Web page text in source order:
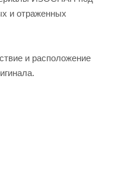
и отраженных
и расположение